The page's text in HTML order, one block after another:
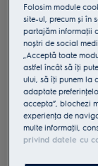
Folosim module
site-ul, precum și în
partajăm informaţii
noștri de social
„Acceptă toate
astfel încât să îţi
ului, să îţi punem la
adaptate
accepta”, blochezi
experienţa de
multe informaţii,
privind datele cu